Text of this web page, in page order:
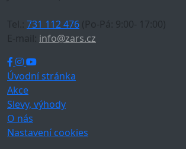
Tel.: 731 112 476 (Po-Pá: 9:00- 17:00)
E-mail: info@zars.cz
Úvodní stránka
Akce
Slevy, výhody
O nás
Nastavení cookies